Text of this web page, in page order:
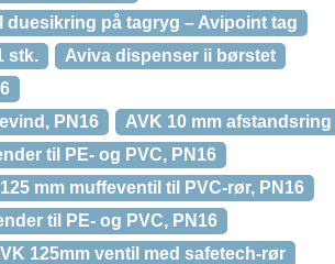
duesikring på tagryg – Avipoint tag
stk.
Aviva dispenser ii børstet
PN16
AVK 10 mm afstandsring
til PE- og PVC, PN16
mm muffeventil til PVC-rør, PN16
til PE- og PVC, PN16
125mm ventil med safetech-rør